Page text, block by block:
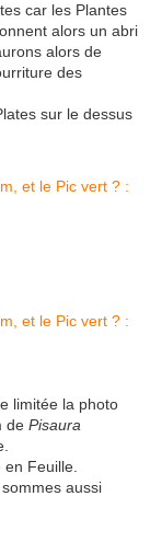
car les Plantes
alors un abri
alors de
des
sur le dessus
limitée la photo
de Pisaura
Feuille.
aussi